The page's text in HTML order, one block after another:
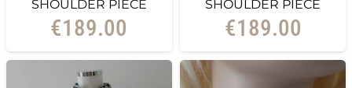
SHOULDER PIECE
€189.00
SHOULDER PIECE
€189.00